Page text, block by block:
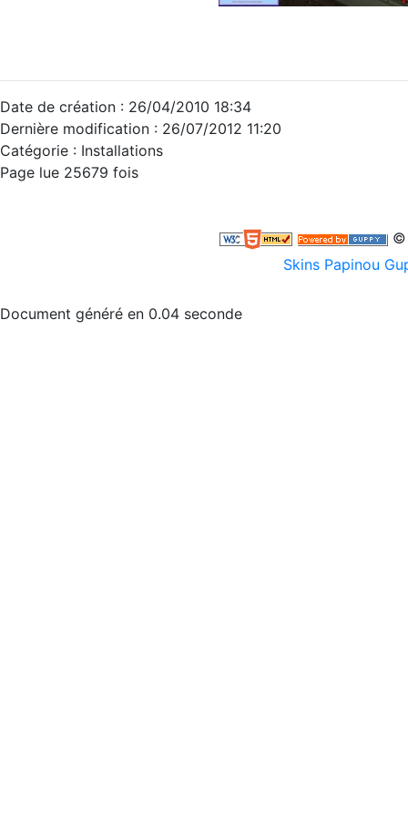
Date de création : 26/04/2010 18:34
Dernière modification : 26/07/2012 11:20
Catégorie : Installations
Page lue 25679 fois
©
Skins Papinou
Document généré en 0.04 seconde